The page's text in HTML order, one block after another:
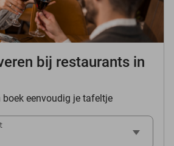
bij restaurants in
boek eenvoudig je tafeltje